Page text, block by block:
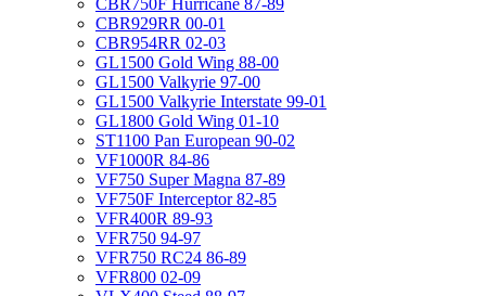
CBR750F Hurricane 87-89
CBR929RR 00-01
CBR954RR 02-03
GL1500 Gold Wing 88-00
GL1500 Valkyrie 97-00
GL1500 Valkyrie Interstate 99-01
GL1800 Gold Wing 01-10
ST1100 Pan European 90-02
VF1000R 84-86
VF750 Super Magna 87-89
VF750F Interceptor 82-85
VFR400R 89-93
VFR750 94-97
VFR750 RC24 86-89
VFR800 02-09